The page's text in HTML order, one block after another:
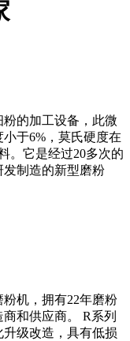
的加工设备，此微
于6%，莫氏硬度在
。它是经过20多次的
制造的新型磨粉
机，拥有22年磨粉
和供应商。 R系列
级改造，具有低损